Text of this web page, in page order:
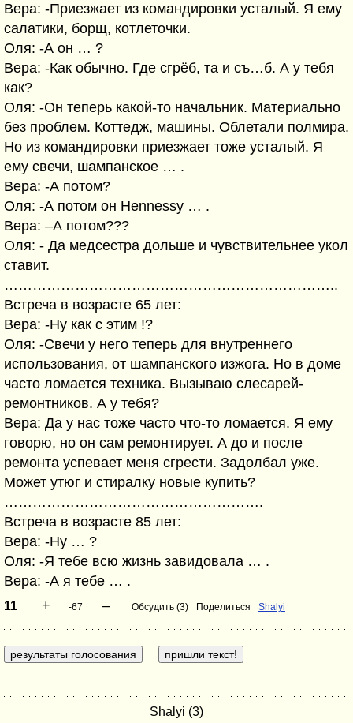
Вера: -Приезжает из командировки усталый. Я ему
салатики, борщ, котлеточки.
Оля: -А он … ?
Вера: -Как обычно. Где сгрёб, та и съ…б. А у тебя
как?
Оля: -Он теперь какой-то начальник. Материально
без проблем. Коттедж, машины. Облетали полмира.
Но из командировки приезжает тоже усталый. Я
ему свечи, шампанское … .
Вера: -А потом?
Оля: -А потом он Hennessy … .
Вера: –А потом???
Оля: - Да медсестра дольше и чувствительнее укол
ставит.
……………………………………………………………..
Встреча в возрасте 65 лет:
Вера: -Ну как с этим !?
Оля: -Свечи у него теперь для внутреннего
использования, от шампанского изжога. Но в доме
часто ломается техника. Вызываю слесарей-
ремонтников. А у тебя?
Вера: Да у нас тоже часто что-то ломается. Я ему
говорю, но он сам ремонтирует. А до и после
ремонта успевает меня сгрести. Задолбал уже.
Может утюг и стиралку новые купить?
……………………………………………….
Встреча в возрасте 85 лет:
Вера: -Ну … ?
Оля: -Я тебе всю жизнь завидовала … .
Вера: -А я тебе … .
11 + -67 – Обсудить (3) Поделиться Shalyi
Shalyi (3)